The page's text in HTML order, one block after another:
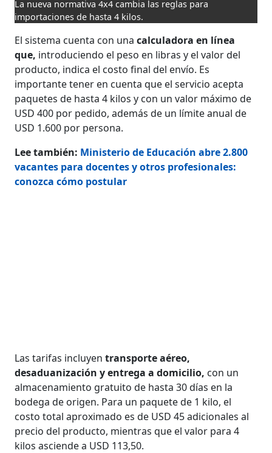
La nueva normativa 4x4 cambia las reglas para
importaciones de hasta 4 kilos.
El sistema cuenta con unacalculadora en línea
que, introduciendo el peso en libras y el valor del
producto, indica el costo final del envío. Es
importante tener en cuenta que el servicio acepta
paquetes de hasta 4 kilos y con un valor máximo de
USD 400 por pedido, además de un límite anual de
USD 1.600 por persona.
Lee también: Ministerio de Educación abre 2.800
vacantes para docentes y otros profesionales:
conozca cómo postular
Las tarifas incluyen transporte aéreo,
desaduanización y entrega a domicilio, con un
almacenamiento gratuito de hasta 30 días en la
bodega de origen. Para un paquete de 1 kilo, el
costo total aproximado es de USD 45 adicionales al
precio del producto, mientras que el valor para 4
kilos asciende a USD 113,50.